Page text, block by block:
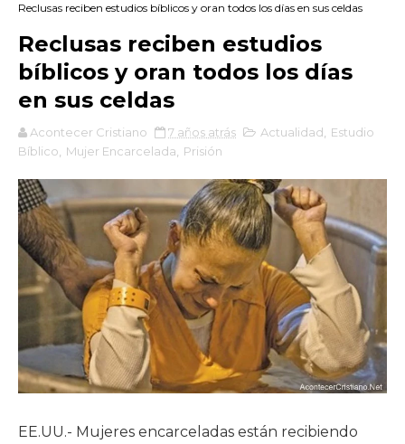
Reclusas reciben estudios bíblicos y oran todos los días en sus celdas
Reclusas reciben estudios
bíblicos y oran todos los días
en sus celdas
Acontecer Cristiano 7 años atrás Actualidad
Estudio
Bíblico
Mujer Encarcelada Prisión
EE.UU.- Mujeres encarceladas están recibiendo